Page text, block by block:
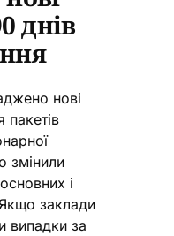
днів
нові
пакетів
змінили
і
заклади
випадки за